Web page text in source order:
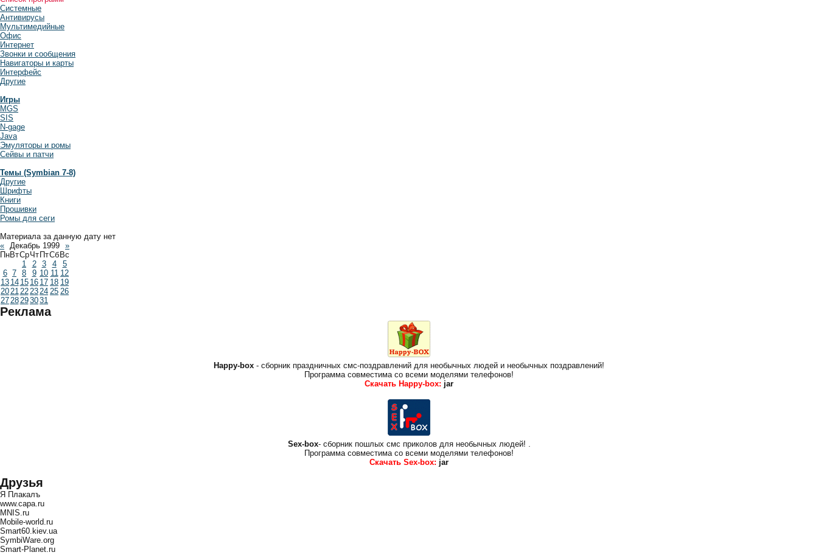
Системные
Антивирусы
Мультимедийные
Офис
Интернет
Звонки и сообщения
Навигаторы и карты
Интерфейс
Другие
Игры
MGS
SIS
N-gage
Java
Эмуляторы и ромы
Сейвы и патчи
Темы (Symbian 7-8)
Другие
Шрифты
Книги
Прошивки
Ромы для сеги
Материала за данную дату нет
« Декабрь 1999 »
ПнВтСрЧт ПтСб Вс
1
2 3 4
5
6 7 8 9 10 11 12
13 14 15 16 17 18 19
2021222324 25 26
2728293031
Реклама
Happy-box - сборник праздничных смс-поздравлений для необычных людей и необычных поздравлений!
Программа совместима со всеми моделями телефонов!
Скачать Happy-box: jar
Sex-box- сборник пошлых смс приколов для необычных людей! .
Программа совместима со всеми моделями телефонов!
Скачать Sex-box: jar
Друзья
Я Плакалъ
www.capa.ru
MNIS.ru
Mobile-world.ru
Smart60.kiev.ua
SymbiWare.org
Smart-Planet.ru